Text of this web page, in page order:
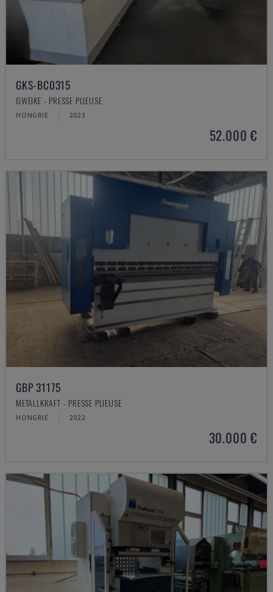
GKS-BC0315
GWEIKE - PRESSE PLIEUSE
HONGRIE 2023
52.000 €
GBP 31175
METALLKRAFT - PRESSE PLIEUSE
HONGRIE 2022
30.000 €